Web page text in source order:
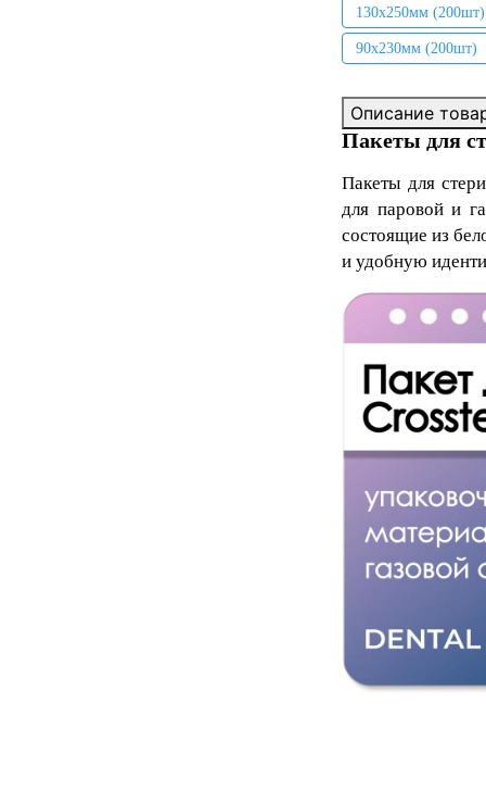
130х250мм (200шт)
90х230мм (200шт)
Описание
Пакеты для
Пакеты для
для паровой и
состоящие из
и удобную